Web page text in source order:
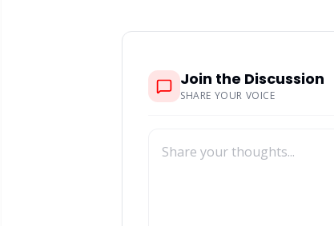
Join the Discussion
SHARE YOUR VOICE